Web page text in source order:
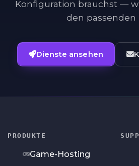
Konfiguration brauchst —
den passenden
Dienste ansehen
PRODUKTE
Game-Hosting